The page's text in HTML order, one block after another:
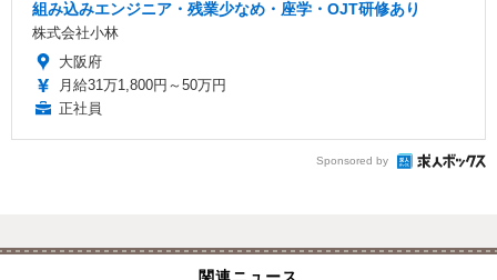
組み込みエンジニア・残業少なめ・座学・OJT研修あり
株式会社小林
大阪府
月給31万1,800円～50万円
正社員
Sponsored by
関連ニュース